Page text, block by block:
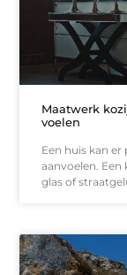
Maatwerk
voelen
Een huis kan
aanvoelen.
glas of